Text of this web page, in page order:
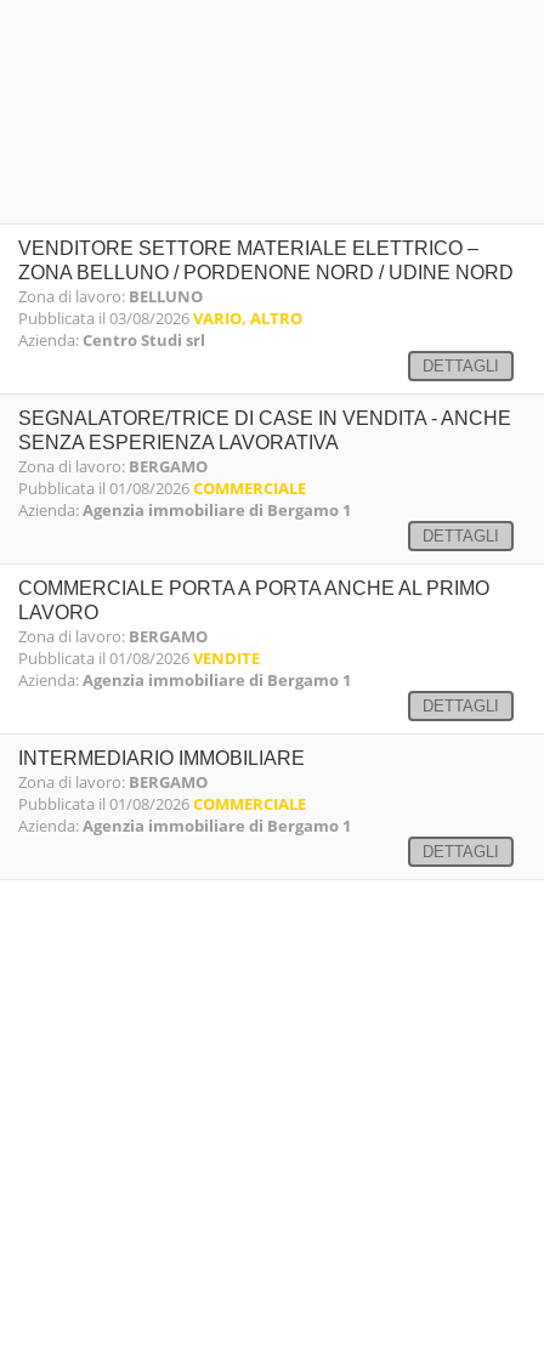
VENDITORE SETTORE MATERIALE ELETTRICO –
ZONA BELLUNO / PORDENONE NORD / UDINE NORD
Zona di lavoro: BELLUNO
Pubblicata il 03/08/2026VARIO, ALTRO
Azienda: Centro Studi srl
DETTAGLI
SEGNALATORE/TRICE DI CASE IN VENDITA - ANCHE
SENZA ESPERIENZA LAVORATIVA
Zona di lavoro: BERGAMO
Pubblicata il 01/08/2026COMMERCIALE
Azienda:Agenzia immobiliare di Bergamo 1
DETTAGLI
COMMERCIALE PORTA A PORTA ANCHE AL PRIMO
LAVORO
Zona di lavoro: BERGAMO
Pubblicata il 01/08/2026VENDITE
Azienda:Agenzia immobiliare di Bergamo 1
DETTAGLI
INTERMEDIARIO IMMOBILIARE
Zona di lavoro: BERGAMO
Pubblicata il 01/08/2026COMMERCIALE
Azienda:Agenzia immobiliare di Bergamo 1
DETTAGLI